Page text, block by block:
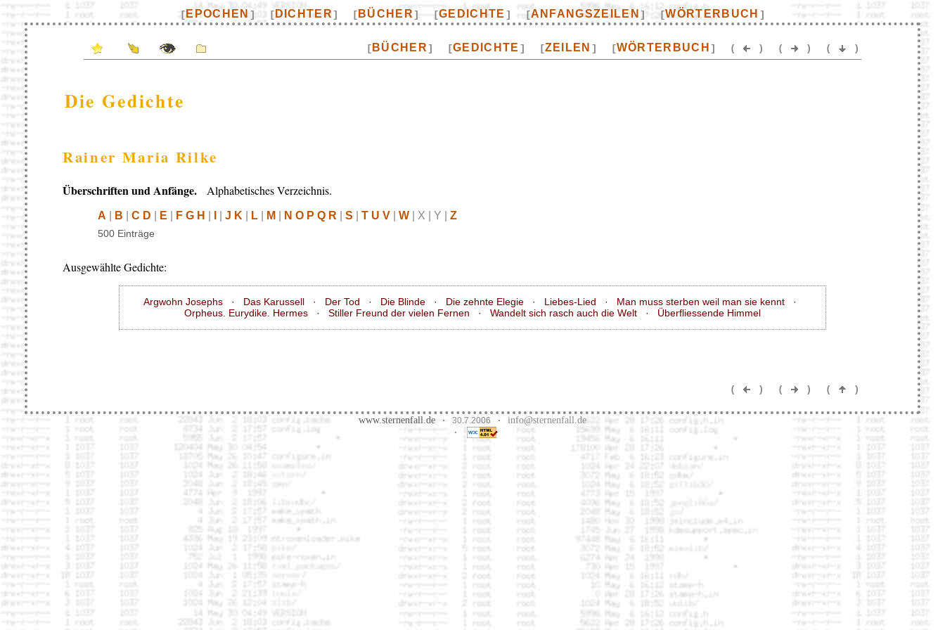
[ EPOCHEN ] [ DICHTER] [ BÜCHER] [GEDICHTE ] [ANFANGSZEILEN ] [WÖRTERBUCH ]
[ BÜCHER] [GEDICHTE ] [ZEILEN ] [WÖRTERBUCH ] ( ) ( ) ( )
Die Gedichte
Rainer Maria Rilke
Überschriften und Anfänge. Alphabetisches Verzeichnis.
A B C D E F G H J K L M N O P Q R S T U V W | X | Y | Z
500 Einträge
Ausgewählte Gedichte:
Argwohn Josephs· Das Karussell· Der Tod · Die Blinde· Die zehnte Elegie· Liebes-Lied · Man muss sterben weil man sie kennt·
Orpheus. Eurydike. Hermes · Stiller Freund der vielen Fernen · Wandelt sich rasch auch die Welt · Überfliessende Himmel
( ) ( ) ( )
www.sternenfall.de · 30.7.2006 · info@sternenfall.de
·